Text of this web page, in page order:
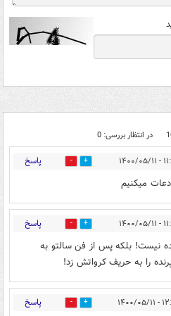
در انتظار بررسی: 0
۰۵/۱۱ 49 پاسخ
میکنیم
۰۵/۱۱ 10 پاسخ
نیست! بلکه پس از فن سالتو به
را به حریف کرواتش زد!
۰۵/۱۱ 37 پاسخ